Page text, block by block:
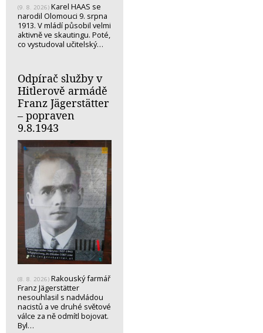
(9. 8. 2026) Karel HAAS se
narodil Olomouci 9. srpna
1913. V mládí působil velmi
aktivně ve skautingu. Poté,
co vystudoval učitelský…
Odpírač služby v
Hitlerově armádě
Franz Jägerstätter
– popraven
9.8.1943
(8. 8. 2026) Rakouský farmář
Franz Jägerstätter
nesouhlasil s nadvládou
nacistů a ve druhé světové
válce za ně odmítl bojovat.
Byl…